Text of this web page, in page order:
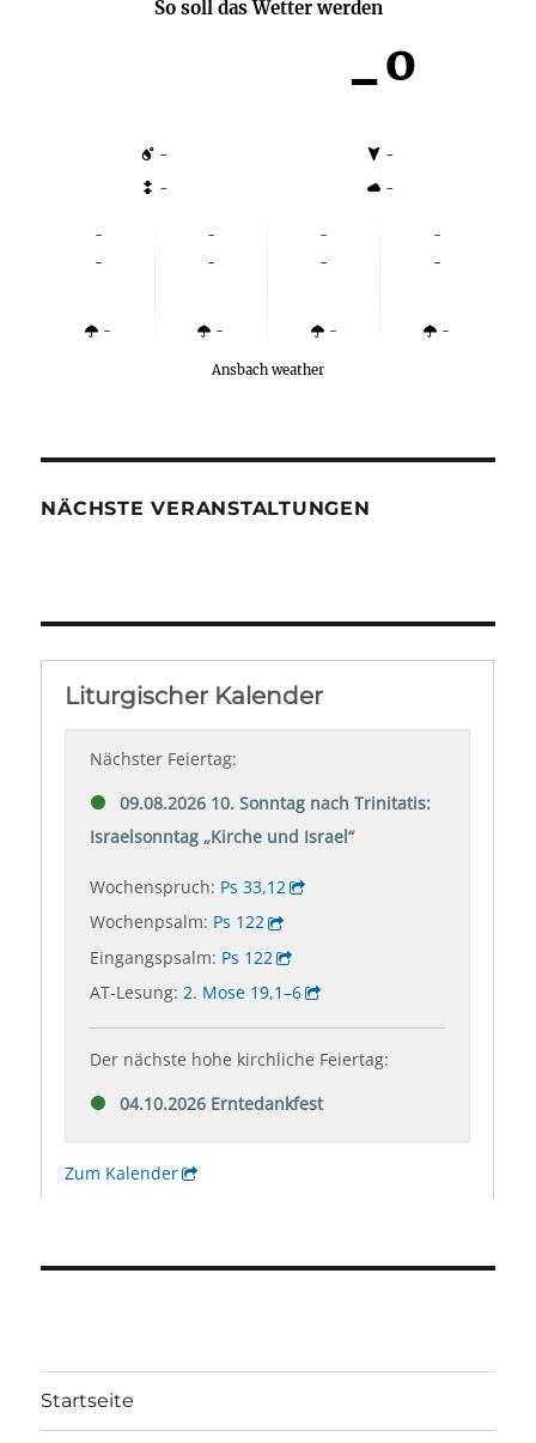
So soll das Wetter werden
-º
-
-
-
-
-
-
-
-
-
-
-
-
-
-
-
-
Ansbach weather
NÄCHSTE VERANSTALTUNGEN
Startseite